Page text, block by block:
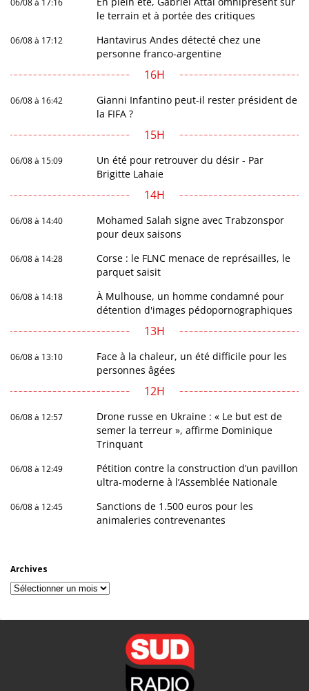
06/08 à 17:16
le terrain et à portée des critiques
06/08 à 17:12
Hantavirus Andes détecté chez une
personne franco-argentine
16H
06/08 à 16:42
Gianni Infantino peut-il rester président de
la FIFA ?
15H
06/08 à 15:09
Un été pour retrouver du désir - Par
Brigitte Lahaie
14H
06/08 à 14:40
Mohamed Salah signe avec Trabzonspor
pour deux saisons
06/08 à 14:28
Corse : le FLNC menace de représailles, le
parquet saisit
06/08 à 14:18
À Mulhouse, un homme condamné pour
détention d'images pédopornographiques
13H
06/08 à 13:10
Face à la chaleur, un été difficile pour les
personnes âgées
12H
06/08 à 12:57
Drone russe en Ukraine : « Le but est de
semer la terreur », affirme Dominique
Trinquant
06/08 à 12:49
Pétition contre la construction d’un pavillon
ultra-moderne à l’Assemblée Nationale
06/08 à 12:45
Sanctions de 1.500 euros pour les
animaleries contrevenantes
Archives
Archives